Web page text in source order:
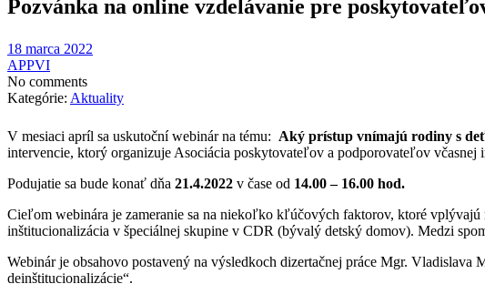
Pozvánka na online vzdelávanie pre
18 marca 2022
APPVI
No comments
Kategórie: Aktuality
V mesiaci apríl sa uskutoční webinár na tému: Aký prístup vnímajú rodiny s
intervencie, ktorý organizuje Asociácia poskytovateľov a podporovateľov včasnej
Podujatie sa bude konať dňa 21.4.2022 v čase od 14.00 – 16.00 hod.
Cieľom webinára je zameranie sa na niekoľko kľúčových faktorov, ktoré
inštitucionalizácia v špeciálnej skupine v CDR (bývalý detský domov). Medzi
Webinár je obsahovo postavený na výsledkoch dizertačnej práce Mgr.
deinštitucionalizácie“.